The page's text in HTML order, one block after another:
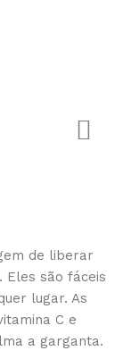
de liberar
Eles são fáceis
lugar. As
C e
a garganta.